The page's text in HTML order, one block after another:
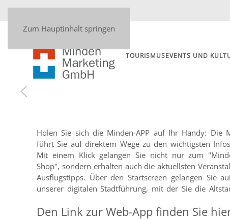
Zum Hauptinhalt springen
TOURISMUSEVENTS UND
Holen Sie sich die Minden-APP auf Ihr Handy: Die
führt Sie auf direktem Wege zu den wichtigsten
Mit einem Klick gelangen Sie nicht nur zum
Shop", sondern erhalten auch die aktuellsten
Ausflugstipps. Über den Startscreen gelangen Sie
unserer digitalen Stadtführung, mit der Sie die
auf eigene Faust entdecken können. Dabei
und Tempo - ihr Smartphone versorgt Sie mit Infos zu
Den Link zur Web-App finden Sie